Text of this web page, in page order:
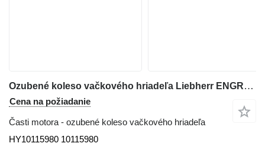
Ozubené koleso vačkového hriadeľa Liebherr ENGRANAJE ARBOL DE LEVAS HY10115980 na autožeriava Liebherr LTM CRANES
Cena na požiadanie
Časti motora - ozubené koleso vačkového hriadeľa
HY10115980 10115980